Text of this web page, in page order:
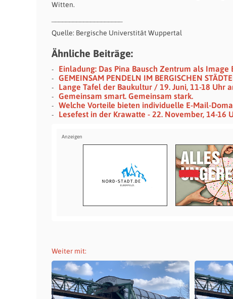
Witten.
Quelle: Bergische Universtität Wuppertal
Ähnliche Beiträge:
Einladung: Das Pina Bausch Zentrum als
GEMEINSAM PENDELN IM BERGISCHEN
Lange Tafel der Baukultur / 19. Juni, 11-18 Uhr
Gemeinsam smart. Gemeinsam stark.
Welche Vorteile bieten individuelle E-Mail-
Lesefest in der Krawatte - 22. November, 14-16
Weiter mit: